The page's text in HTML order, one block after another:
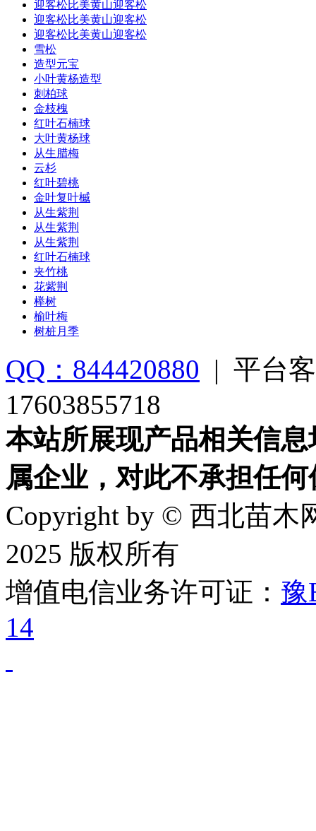
迎客松比美黄山迎客松
迎客松比美黄山迎客松
迎客松比美黄山迎客松
雪松
造型元宝
小叶黄杨造型
刺柏球
金枝槐
红叶石楠球
大叶黄杨球
从生腊梅
云杉
红叶碧桃
金叶复叶槭
从生紫荆
从生紫荆
从生紫荆
红叶石楠球
夹竹桃
花紫荆
榉树
榆叶梅
树桩月季
QQ：844420880 | 平台
17603855718
本站所展现产品相关信
属企业，对此不承担任
Copyright by © 西北苗木
2025 版权所有
增值电信业务许可证： 豫
14